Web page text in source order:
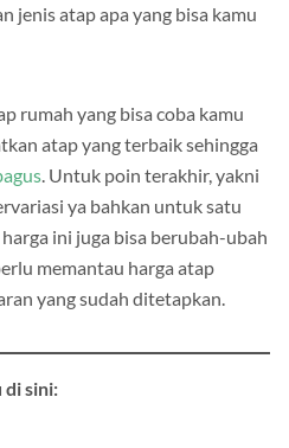
jenis atap apa yang bisa kamu
rumah yang bisa coba kamu
atap yang terbaik sehingga
. Untuk poin terakhir, yakni
ya bahkan untuk satu
ini juga bisa berubah-ubah
memantau harga atap
yang sudah ditetapkan.
di sini: